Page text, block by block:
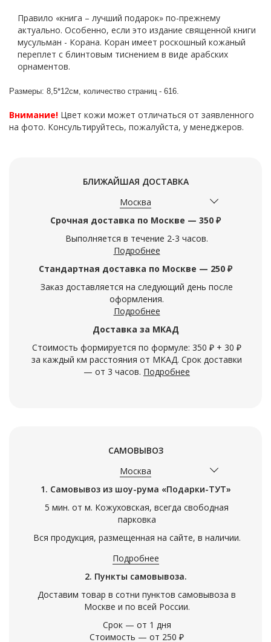
Правило «книга – лучший подарок» по-прежнему
актуально. Особенно, если это издание священной книги
мусульман - Корана. Коран имеет роскошный кожаный
переплет с блинтовым тиснением в виде арабских
орнаментов.
Размеры: 8,5*12см, количество страниц - 616.
Внимание! Цвет кожи может отличаться от заявленного
на фото. Консультируйтесь, пожалуйста, у менеджеров.
БЛИЖАЙШАЯ ДОСТАВКА
Москва
Срочная доставка по Москве — 350 ₽
Выполняется в течение 2-3 часов.
Подробнее
Стандартная доставка по Москве — 250 ₽
Заказ доставляется на следующий день после
оформления.
Подробнее
Доставка за МКАД
Стоимость формируется по формуле: 350 ₽ + 30 ₽
за каждый км расстояния от МКАД. Срок доставки
— от 3 часов. Подробнее
САМОВЫВОЗ
Москва
1. Самовывоз из шоу-рума «Подарки-ТУТ»
5 мин. от м. Кожуховская, всегда свободная
парковка
Вся продукция, размещенная на сайте, в наличии.
Подробнее
2. Пункты самовывоза.
Доставим товар в сотни пунктов самовывоза в
Москве и по всей России.
Срок — от 1 дня
Стоимость — от 250 ₽